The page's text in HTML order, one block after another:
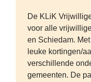
De KLiK
voor alle
en Schiedam.
leuke kortingen/
verschillende
gemeenten. De